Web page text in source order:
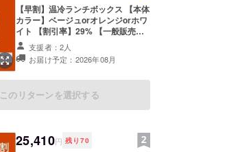
【早割】温冷ランチボックス 【本体
カラー】ベージュorオレンジorホワ
イト 【割引率】29% 【一般販売予
定価格】33,000円（税込） 【セッ
ト内容】 本体セット、USB充電
ケーブル、取説 【配送費用】 送料
支援者：2人
お届け予定：2026年08月
このリターンを選択する
25,410円 残り 70